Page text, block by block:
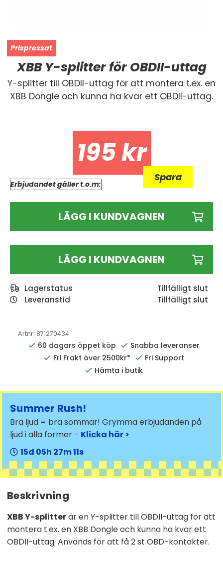
XBB Y-splitter för OBDII-uttag
Y-splitter till OBDII-uttag för att montera t.ex. en
XBB Dongle och kunna ha kvar ett OBDII-uttag.
195kr
Spara
Erbjudandet gäller t.o.m:
LÄGG I KUNDVAGNEN
LÄGG I KUNDVAGNEN
Lagerstatus
Leveranstid
Tillfälligt slut
Artnr: 871270434
60 dagars öppet köp
Snabba leveranser
Fri Frakt över 2500kr*
Fri Support
Hämta i butik
Summer Rush!
Bra ljud = bra sommar! Grymma erbjudanden på
ljud i alla former - Klicka här >
15
05 27 10
Beskrivning
XBB Y-splitterär en Y-splitter till OBDII-uttag för att
montera t.ex. en XBB Dongle och kunna ha kvar ett
OBDII-uttag. Används för att få 2 st OBD-kontakter.